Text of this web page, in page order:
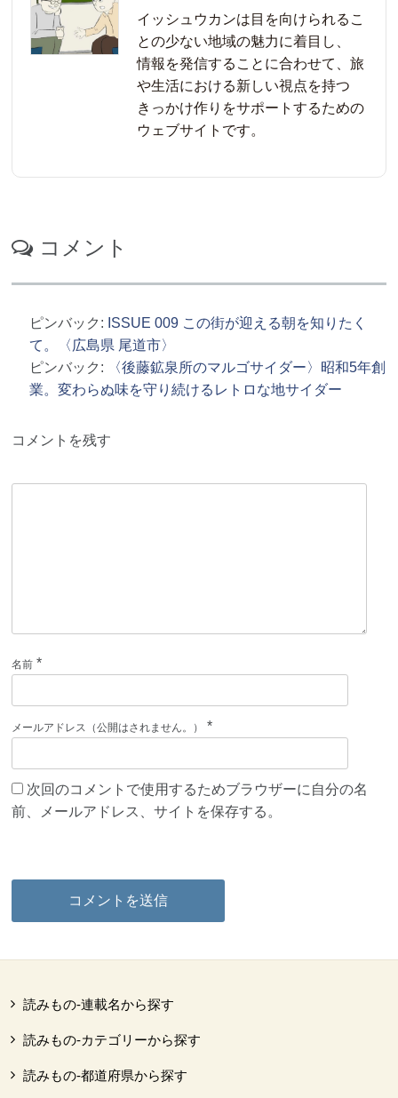
イッシュウカンは目を向けられるこ
との少ない地域の魅力に着目し、
情報を発信することに合わせて、旅
や生活における新しい視点を持つ
きっかけ作りをサポートするための
ウェブサイトです。
コメント
ピンバック: ISSUE 009 この街が迎える朝を知りたく
て。〈広島県 尾道市〉
ピンバック:
〈後藤鉱泉所のマルゴサイダー〉昭和5年創
業。変わらぬ味を守り続けるレトロな地サイダー
コメントを残す
名前 *
メールアドレス（公開はされません。） *
次回のコメントで使用するためブラウザーに自分の名
前、メールアドレス、サイトを保存する。
読みもの-連載名から探す
読みもの-カテゴリーから探す
読みもの-都道府県から探す